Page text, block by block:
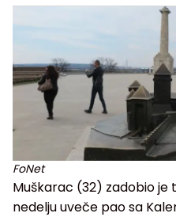
FoNet
Muškarac (32) zadobio je
nedelju uveče pao sa